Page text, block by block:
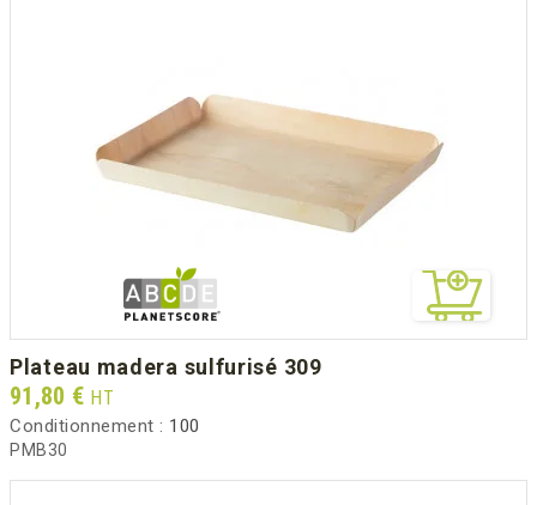
plateau madera sulfurisé 309
Prix
91,80 € HT
Conditionnement : 100
PMB30